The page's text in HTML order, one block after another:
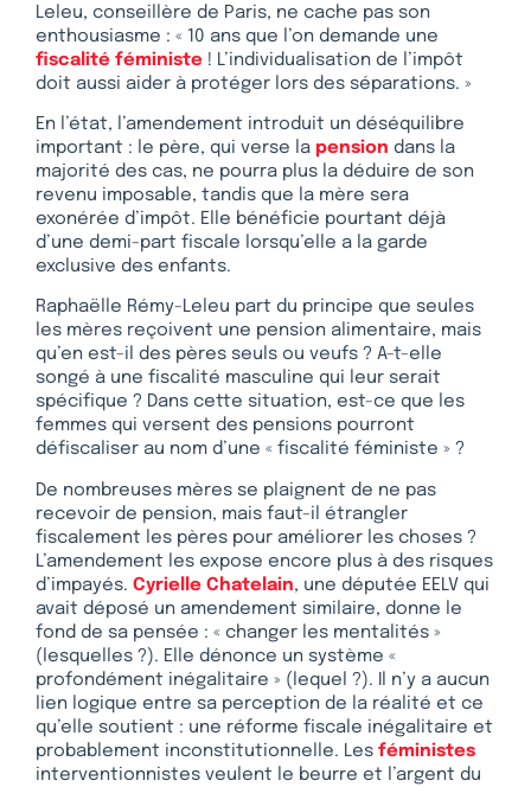
Leleu, conseillère de Paris, ne cache pas son
enthousiasme : « 10 ans que l’on demande une
fiscalité féministe ! L’individualisation de l’impôt
doit aussi aider à protéger lors des séparations. »
En l’état, l’amendement introduit un déséquilibre
important : le père, qui verse la pension dans la
majorité des cas, ne pourra plus la déduire de son
revenu imposable, tandis que la mère sera
exonérée d’impôt. Elle bénéficie pourtant déjà
d’une demi-part fiscale lorsqu’elle a la garde
exclusive des enfants.
Raphaëlle Rémy-Leleu part du principe que seules
les mères reçoivent une pension alimentaire, mais
qu’en est-il des pères seuls ou veufs ? A-t-elle
songé à une fiscalité masculine qui leur serait
spécifique ? Dans cette situation, est-ce que les
femmes qui versent des pensions pourront
défiscaliser au nom d’une « fiscalité féministe » ?
De nombreuses mères se plaignent de ne pas
recevoir de pension, mais faut-il étrangler
fiscalement les pères pour améliorer les choses ?
L’amendement les expose encore plus à des risques
d’impayés. Cyrielle Chatelain, une députée EELV qui
avait déposé un amendement similaire, donne le
fond de sa pensée : « changer les mentalités »
(lesquelles ?). Elle dénonce un système «
profondément inégalitaire » (lequel ?). Il n’y a aucun
lien logique entre sa perception de la réalité et ce
qu’elle soutient : une réforme fiscale inégalitaire et
probablement inconstitutionnelle. Les féministes
interventionnistes veulent le beurre et l’argent du